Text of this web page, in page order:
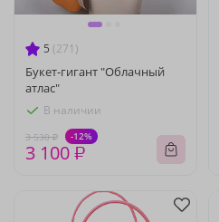
5 (271)
Букет-гигант "Облачный
атлас"
В наличии
3 530 ₽ -12%
3 100 ₽